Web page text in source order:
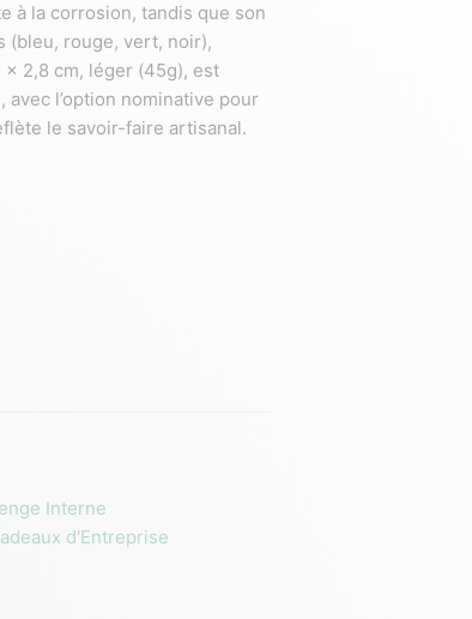
à la corrosion, tandis que son
(bleu, rouge, vert, noir),
2,8 cm, léger (45g), est
avec l’option nominative pour
le savoir-faire artisanal.
Interne
d'Entreprise